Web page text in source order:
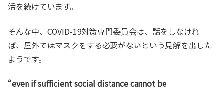
活を続けています。
そんな中、COVID-19対策専門委員会は、話をしなけれ
ば、屋外ではマスクをする必要がないという見解を出した
ようです。
“even if sufficient social distance cannot be